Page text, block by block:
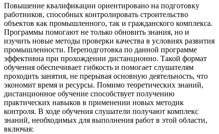
Повышение квалификации ориентировано на подготовку
работников, способных контролировать строительство
объектов как промышленного, так и гражданского комплекса.
Программы помогают не только обновить знания, но и
изучить новые методы проверки качества в условиях развития
промышленности. Переподготовка по данной программе
эффективна при прохождении дистанционно. Такой формат
обучения обеспечивает гибкость и помогает слушателям
проходить занятия, не прерывая основную деятельность, что
экономит время и ресурсы. Помимо теоретических знаний,
дистанционное обучение способствует получению
практических навыков в применении новых методик
контроля. В ходе обучения слушатели получают комплекс
знаний, необходимых для выполнения работ в этой области,
включая: